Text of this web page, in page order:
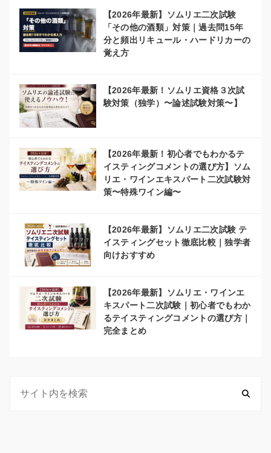
【2026年最新】ソムリエ二次試験
「その他の酒類」対策｜過去問15年
分と頻出リキュール・ハードリカーの
覚え方
【2026年最新！ソムリエ資格３次試
験対策（独学）〜論述試験対策〜】
【2026年最新！初心者でもわかるテ
イスティングコメントの選び方】ソム
リエ・ワインエキスパート二次試験対
策〜特殊ワイン編〜
【2026年最新】ソムリエ二次試験 テ
イスティングセット徹底比較｜独学者
向けおすすめ
【2026年最新】ソムリエ・ワインエ
キスパート二次試験｜初心者でもわか
るテイスティングコメントの選び方｜
完全まとめ